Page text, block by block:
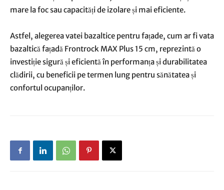
mare la foc sau capacități de izolare și mai eficiente.
Astfel, alegerea vatei bazaltice pentru fațade, cum ar fi vata
bazaltică fațadă Frontrock MAX Plus 15 cm, reprezintă o
investiție sigură și eficientă în performanța și durabilitatea
clădirii, cu beneficii pe termen lung pentru sănătatea și
confortul ocupanților.